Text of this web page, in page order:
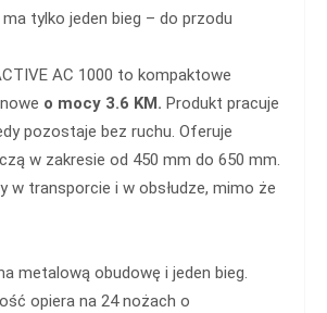
tylko jeden bieg – do przodu
AC 1000 to kompaktowe
o mocy 3.6 KM. Produkt pracuje
pozostaje bez ruchu. Oferuje
w zakresie od 450 mm do 650 mm.
w transporcie i w obsłudze, mimo że
metalową obudowę i jeden bieg.
opiera na 24 nożach o